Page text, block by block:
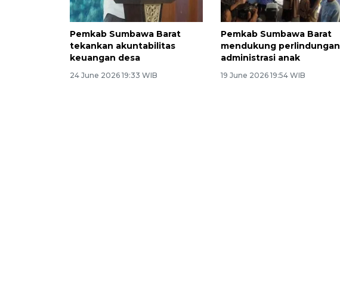
Pemkab Sumbawa Barat
tekankan akuntabilitas
keuangan desa
24 June 2026 19:33 WIB
Pemkab Sumbawa Barat
mendukung perlindungan
administrasi anak
19 June 2026 19:54 WIB